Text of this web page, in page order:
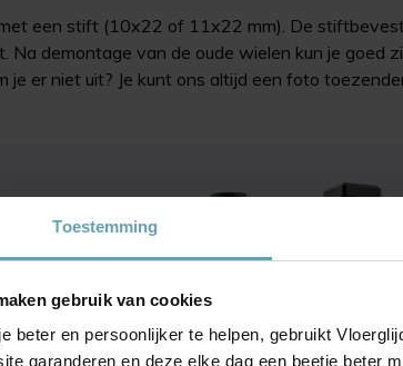
Toestemming
gebruik van cookies
beter en persoonlijker te helpen, gebruikt
garanderen en deze elke dag een beetje beter
een stift (10x22 of 11x22 mm). De
Na demontage van de oude wielen kun je goed
je er niet uit? Je kunt ons altijd een foto